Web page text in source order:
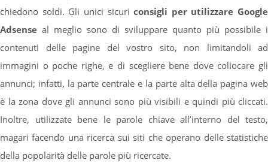
chiedono soldi. Gli unici sicuriconsigli per utilizzare Google
Adsense al meglio sono di sviluppare quanto più possibile i
contenuti delle pagine del vostro sito, non limitandoli ad
immagini o poche righe, e di scegliere bene dove collocare gli
annunci; infatti, la parte centrale e la parte alta della pagina web
è la zona dove gli annunci sono più visibili e quindi più cliccati.
Inoltre, utilizzate bene le parole chiave all’interno del testo,
magari facendo una ricerca sui siti che operano delle statistiche
della popolarità delle parole più ricercate.